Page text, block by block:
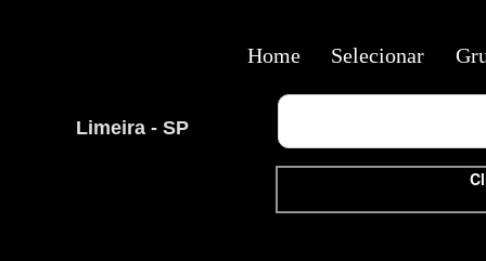
Limeira - SP
Home Selecionar